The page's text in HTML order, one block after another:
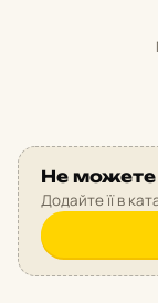
Не можете
Додайте її в